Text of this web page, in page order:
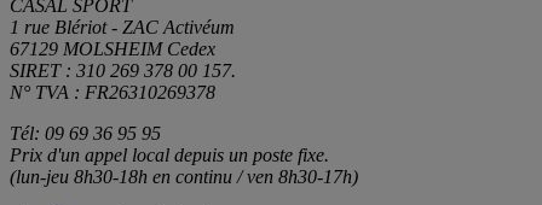
CASAL SPORT
1 rue Blériot - ZAC Activéum
67129 MOLSHEIM Cedex
SIRET : 310 269 378 00 157.
N° TVA : FR26310269378
Tél: 09 69 36 95 95
Prix d'un appel local depuis un poste fixe.
(lun-jeu 8h30-18h en continu / ven 8h30-17h)